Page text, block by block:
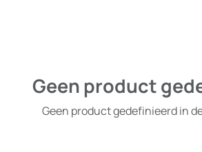
Geen product
Geen product gedefinieerd in